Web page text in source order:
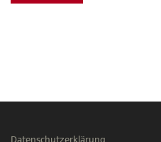
Datenschutzerklärung